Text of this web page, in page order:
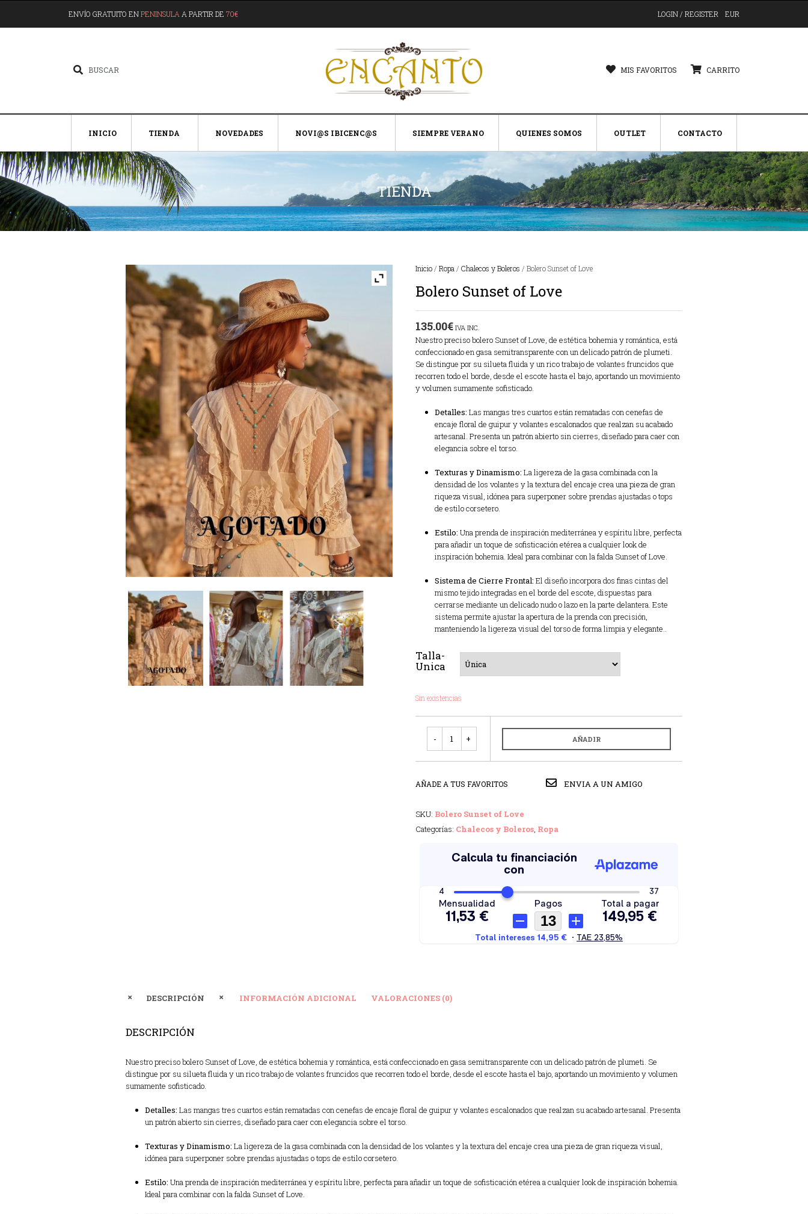
ENVÍO GRATUITO ENPENINSULA A PARTIR DE 70€ LOGIN / REGISTER EUR
MIS FAVORITOS CARRITO
INICIO TIENDA NOVEDADES NOVI@S IBICENC@S SIEMPRE VERANO QUIENES SOMOS OUTLET CONTACTO
TIENDA
Inicio/ Ropa / Chalecos y Boleros / Bolero Sunset of Love
Bolero Sunset of Love
135.00€ IVA INC.
Nuestro preciso bolero Sunset of Love, de estética bohemia y romántica, está
confeccionado en gasa semitransparente con un delicado patrón de plumeti.
Se distingue por su silueta fluida y un rico trabajo de volantes fruncidos que
recorren todo el borde, desde el escote hasta el bajo, aportando un movimiento
y volumen sumamente sofisticado.
Detalles: Las mangas tres cuartos están rematadas con cenefas de
encaje floral de guipur y volantes escalonados que realzan su acabado
artesanal. Presenta un patrón abierto sin cierres, diseñado para caer con
elegancia sobre el torso.
Texturas y Dinamismo: La ligereza de la gasa combinada con la
densidad de los volantes y la textura del encaje crea una pieza de gran
riqueza visual, idónea para superponer sobre prendas ajustadas o tops
de estilo corsetero.
Estilo: Una prenda de inspiración mediterránea y espíritu libre, perfecta
para añadir un toque de sofisticación etérea a cualquier look de
inspiración bohemia. Ideal para combinar con la falda Sunset of Love.
Sistema de Cierre Frontal: El diseño incorpora dos finas cintas del
mismo tejido integradas en el borde del escote, dispuestas para
cerrarse mediante un delicado nudo o lazo en la parte delantera. Este
sistema permite ajustar la apertura de la prenda con precisión,
manteniendo la ligereza visual del torso de forma limpia y elegante..
Talla-
Unica
Sin existencias
AÑADIR
AÑADE A TUS FAVORITOS ENVIA A UN AMIGO
SKU: Bolero Sunset of Love
Categorías: Chalecos y Boleros, Ropa
DESCRIPCIÓN INFORMACIÓN ADICIONAL VALORACIONES (0)
DESCRIPCIÓN
Nuestro preciso bolero Sunset of Love, de estética bohemia y romántica, está confeccionado en gasa semitransparente con un delicado patrón de plumeti. Se
distingue por su silueta fluida y un rico trabajo de volantes fruncidos que recorren todo el borde, desde el escote hasta el bajo, aportando un movimiento y volumen
sumamente sofisticado.
Detalles: Las mangas tres cuartos están rematadas con cenefas de encaje floral de guipur y volantes escalonados que realzan su acabado artesanal. Presenta
un patrón abierto sin cierres, diseñado para caer con elegancia sobre el torso.
Texturas y Dinamismo: La ligereza de la gasa combinada con la densidad de los volantes y la textura del encaje crea una pieza de gran riqueza visual,
idónea para superponer sobre prendas ajustadas o tops de estilo corsetero.
Estilo: Una prenda de inspiración mediterránea y espíritu libre, perfecta para añadir un toque de sofisticación etérea a cualquier look de inspiración bohemia.
Ideal para combinar con la falda Sunset of Love.